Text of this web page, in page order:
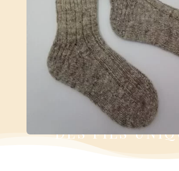
DES FIBRES
LOCALES
DES FILS